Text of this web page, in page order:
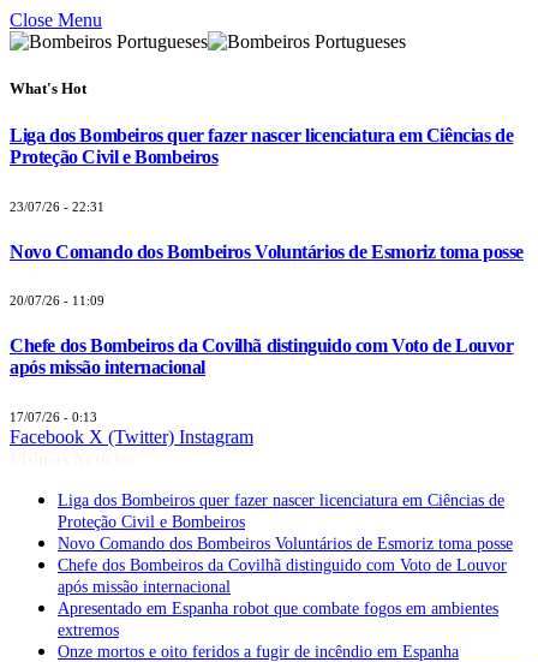
Close Menu
What's Hot
Liga dos Bombeiros quer fazer nascer licenciatura em Ciências de
Proteção Civil e Bombeiros
23/07/26 - 22:31
Novo Comando dos Bombeiros Voluntários de Esmoriz toma posse
20/07/26 - 11:09
Chefe dos Bombeiros da Covilhã distinguido com Voto de Louvor
após missão internacional
17/07/26 - 0:13
Facebook X (Twitter) Instagram
Liga dos Bombeiros quer fazer nascer licenciatura em Ciências de
Proteção Civil e Bombeiros
Novo Comando dos Bombeiros Voluntários de Esmoriz toma posse
Chefe dos Bombeiros da Covilhã distinguido com Voto de Louvor
após missão internacional
Apresentado em Espanha robot que combate fogos em ambientes
extremos
Onze mortos e oito feridos a fugir de incêndio em Espanha